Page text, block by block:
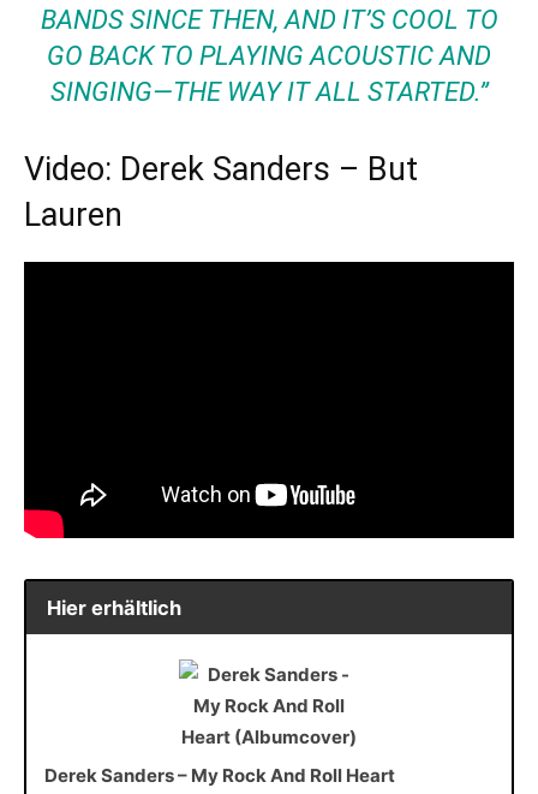
BANDS SINCE THEN, AND IT’S COOL TO
GO BACK TO PLAYING ACOUSTIC AND
SINGING—THE WAY IT ALL STARTED.”
Video: Derek Sanders – But
Lauren
Hier erhältlich
Derek Sanders – My Rock And Roll Heart